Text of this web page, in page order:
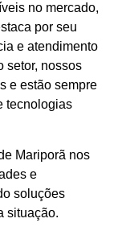
no mercado,
por seu
e atendimento
setor, nossos
e estão sempre
tecnologias
Mariporã nos
e
soluções
situação.